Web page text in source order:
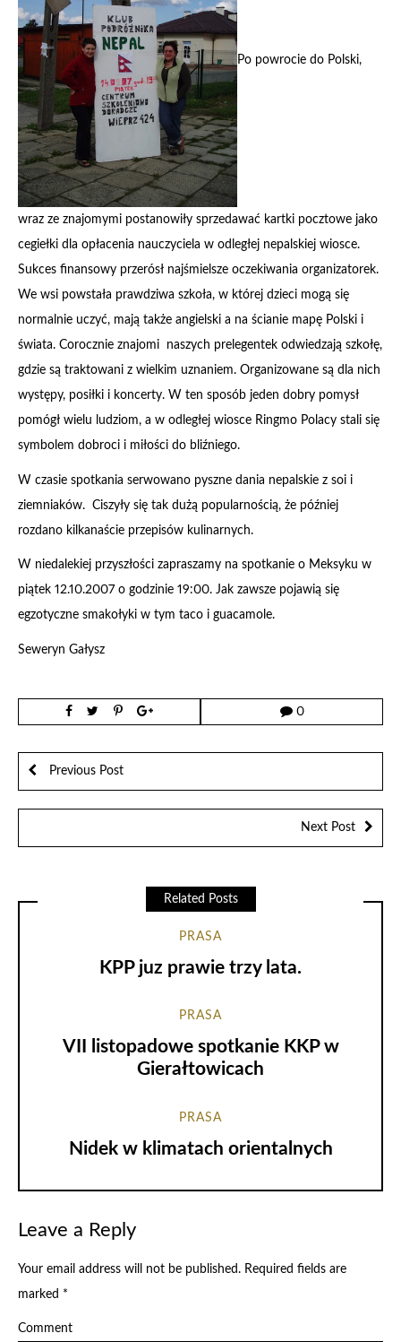
Po powrocie do Polski,
wraz ze znajomymi postanowiły sprzedawać kartki pocztowe jako
cegiełki dla opłacenia nauczyciela w odległej nepalskiej wiosce.
Sukces finansowy przerósł najśmielsze oczekiwania organizatorek.
We wsi powstała prawdziwa szkoła, w której dzieci mogą się
normalnie uczyć, mają także angielski a na ścianie mapę Polski i
świata. Corocznie znajomi naszych prelegentek odwiedzają szkołę,
gdzie są traktowani z wielkim uznaniem. Organizowane są dla nich
występy, posiłki i koncerty. W ten sposób jeden dobry pomysł
pomógł wielu ludziom, a w odległej wiosce Ringmo Polacy stali się
symbolem dobroci i miłości do bliźniego.
W czasie spotkania serwowano pyszne dania nepalskie z soi i
ziemniaków. Ciszyły się tak dużą popularnością, że później
rozdano kilkanaście przepisów kulinarnych.
W niedalekiej przyszłości zapraszamy na spotkanie o Meksyku w
piątek 12.10.2007 o godzinie 19:00. Jak zawsze pojawią się
egzotyczne smakołyki w tym taco i guacamole.
Seweryn Gałysz
0
Previous Post
Next Post
Related Posts
PRASA
KPP juz prawie trzy lata.
PRASA
VII listopadowe spotkanie KKP w
Gierałtowicach
PRASA
Nidek w klimatach orientalnych
Leave a Reply
Your email address will not be published.Required fields are
marked *
Comment